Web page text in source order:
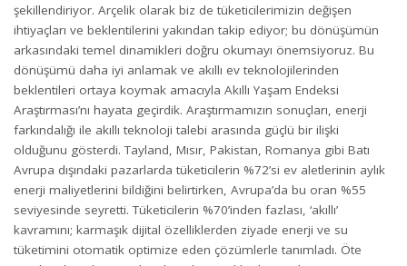
şekillendiriyor. Arçelik olarak biz de tüketicilerimizin değişen
ihtiyaçları ve beklentilerini yakından takip ediyor; bu dönüşümün
arkasındaki temel dinamikleri doğru okumayı önemsiyoruz. Bu
dönüşümü daha iyi anlamak ve akıllı ev teknolojilerinden
beklentileri ortaya koymak amacıyla Akıllı Yaşam Endeksi
Araştırması’nı hayata geçirdik. Araştırmamızın sonuçları, enerji
farkındalığı ile akıllı teknoloji talebi arasında güçlü bir ilişki
olduğunu gösterdi. Tayland, Mısır, Pakistan, Romanya gibi Batı
Avrupa dışındaki pazarlarda tüketicilerin %72’si ev aletlerinin aylık
enerji maliyetlerini bildiğini belirtirken, Avrupa’da bu oran %55
seviyesinde seyretti. Tüketicilerin %70’inden fazlası, ‘akıllı’
kavramını; karmaşık dijital özelliklerden ziyade enerji ve su
tüketimini otomatik optimize eden çözümlerle tanımladı. Öte